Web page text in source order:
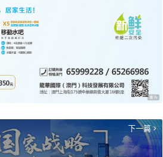
下一篇